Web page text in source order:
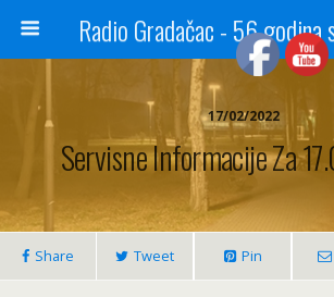
17/02/2022
Servisne Informacije Za
Share Tweet Pin